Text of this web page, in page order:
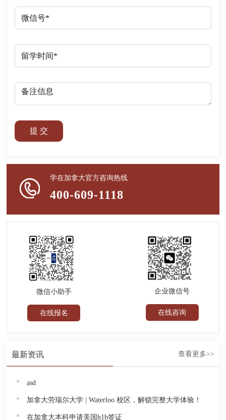
提 交
学在加拿大官方咨询热线
400-609-1118
微信小助手
在线报名
企业微信号
在线咨询
最新资讯 查看更多>>
asd
加拿大劳瑞尔大学 | Waterloo 校区，解锁完整大学体验！
在加拿大本科申请美国h1b签证